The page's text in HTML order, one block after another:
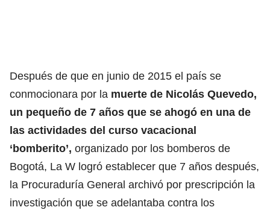
Después de que en junio de 2015 el país se
conmocionara por la muerte de Nicolás Quevedo,
un pequeño de 7 años que se ahogó en una de
las actividades del curso vacacional
‘bomberito’, organizado por los bomberos de
Bogotá, La W logró establecer que 7 años después,
la Procuraduría General archivó por prescripción la
investigación que se adelantaba contra los